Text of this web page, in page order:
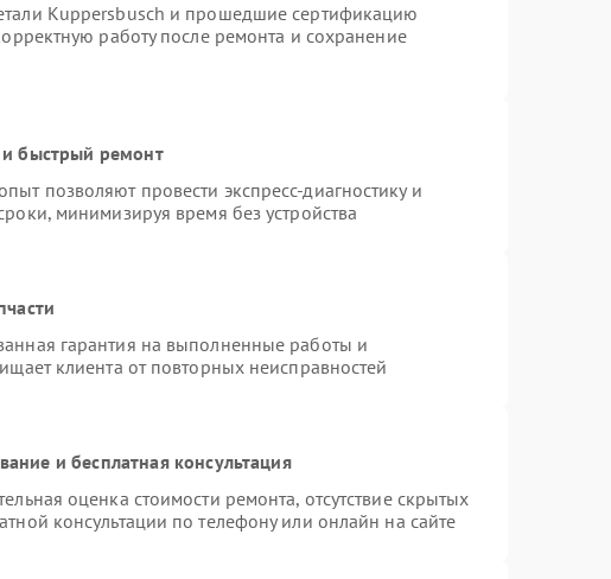
Kuppersbusch и прошедшие сертификацию
работу после ремонта и сохранение
и быстрый ремонт
позволяют провести экспресс-диагностику и
минимизируя время без устройства
гарантия на выполненные работы и
клиента от повторных неисправностей
и бесплатная консультация
оценка стоимости ремонта, отсутствие скрытых
консультации по телефону или онлайн на сайте